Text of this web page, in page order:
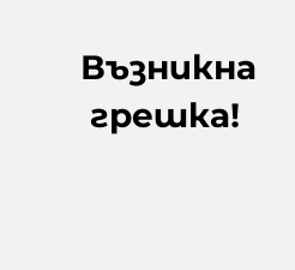
Възникна
грешка!